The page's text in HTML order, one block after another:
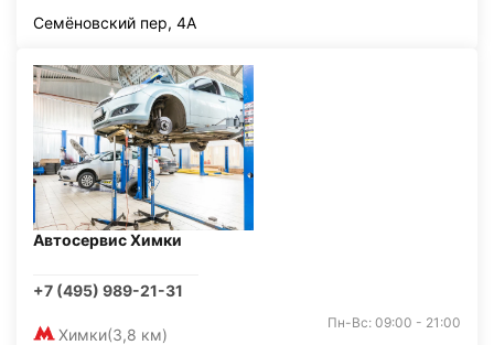
Семёновский пер, 4А
Автосервис Химки
+7 (495) 989-21-31
Химки(3,8 км)
Пн-Вс: 09:00 - 21:00